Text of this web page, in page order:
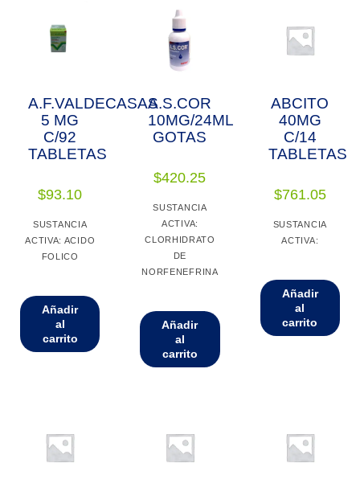
A.F.VALDECASAS
5 MG
C/92
TABLETAS
$93.10
SUSTANCIA
ACTIVA: ACIDO
FOLICO
Añadir
al
carrito
A.S.COR
10MG/24ML
GOTAS
$420.25
SUSTANCIA
ACTIVA:
CLORHIDRATO
DE
NORFENEFRINA
Añadir
al
carrito
ABCITO
40MG
C/14
TABLETAS
$761.05
SUSTANCIA
ACTIVA:
Añadir
al
carrito